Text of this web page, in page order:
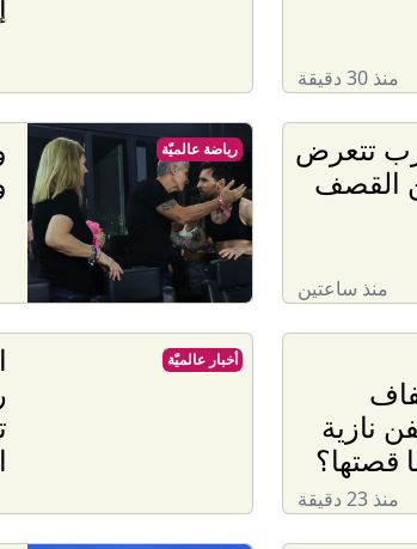
منذ 30 دقيقة
تتعرض
القصف
منذ ساعتين
رياضة عالميّة
نازية
قصتها؟
منذ 23 دقيقة
أخبار عالميّة